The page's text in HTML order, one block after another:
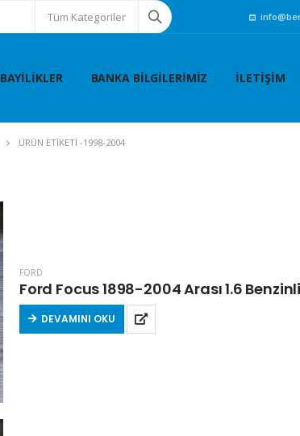
Tüm Kategoriler
BAYILIKLER BANKA BILGILERIMIZ İLETIŞIM
ÜRÜN ETIKETI -1998-2004
FORD
Ford Focus 1898-2004 Arası 1.6
DEVAMINI OKU